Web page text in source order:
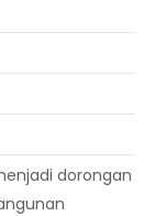
dorongan